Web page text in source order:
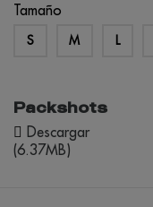
Tamaño
S M L
Packshots
Descargar
(6.37MB)